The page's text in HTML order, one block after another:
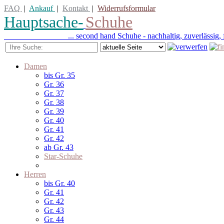
FAQ | Ankauf | Kontakt | Widerrufsformular
Hauptsache-Schuhe
... second hand Schuhe - nachhaltig, zuverlässig,
Damen
bis Gr. 35
Gr. 36
Gr. 37
Gr. 38
Gr. 39
Gr. 40
Gr. 41
Gr. 42
ab Gr. 43
Star-Schuhe
Herren
bis Gr. 40
Gr. 41
Gr. 42
Gr. 43
Gr. 44